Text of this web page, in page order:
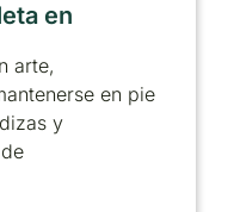
en
arte,
en pie
y